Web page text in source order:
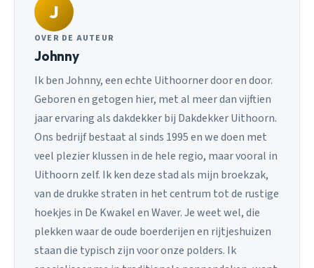
J
OVER DE AUTEUR
Johnny
Ik ben Johnny, een echte Uithoorner door en door.
Geboren en getogen hier, met al meer dan vijftien
jaar ervaring als dakdekker bij Dakdekker Uithoorn.
Ons bedrijf bestaat al sinds 1995 en we doen met
veel plezier klussen in de hele regio, maar vooral in
Uithoorn zelf. Ik ken deze stad als mijn broekzak,
van de drukke straten in het centrum tot de rustige
hoekjes in De Kwakel en Waver. Je weet wel, die
plekken waar de oude boerderijen en rijtjeshuizen
staan die typisch zijn voor onze polders. Ik